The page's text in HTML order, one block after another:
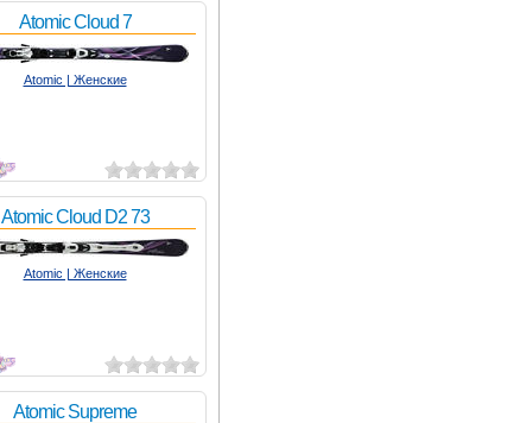
Atomic Cloud 7
Atomic | Женские
Atomic Cloud D2 73
Atomic | Женские
Atomic Supreme